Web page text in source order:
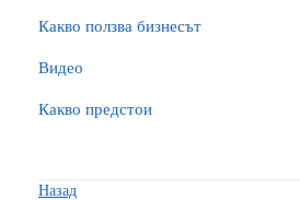
Какво ползва бизнесът
Видео
Какво предстои
Назад